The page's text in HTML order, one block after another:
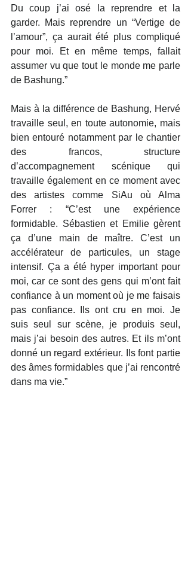
Du coup j’ai osé la reprendre et la
garder. Mais reprendre un “Vertige de
l’amour”, ça aurait été plus compliqué
pour moi. Et en même temps, fallait
assumer vu que tout le monde me parle
de Bashung.”
Mais à la différence de Bashung, Hervé
travaille seul, en toute autonomie, mais
bien entouré notamment par le chantier
des francos, structure
d’accompagnement scénique qui
travaille également en ce moment avec
des artistes comme SiAu où Alma
Forrer : “C’est une expérience
formidable. Sébastien et Emilie gèrent
ça d’une main de maître. C’est un
accélérateur de particules, un stage
intensif. Ça a été hyper important pour
moi, car ce sont des gens qui m’ont fait
confiance à un moment où je me faisais
pas confiance. Ils ont cru en moi. Je
suis seul sur scène, je produis seul,
mais j’ai besoin des autres. Et ils m’ont
donné un regard extérieur. Ils font partie
des âmes formidables que j’ai rencontré
dans ma vie.”